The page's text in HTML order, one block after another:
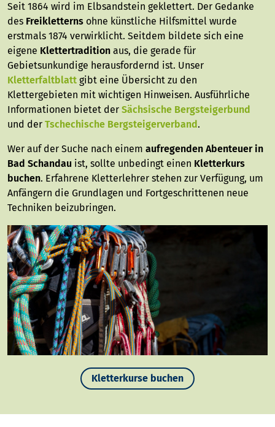
Seit 1864 wird im Elbsandstein geklettert. Der Gedanke
des Freikletterns ohne künstliche Hilfsmittel wurde
erstmals 1874 verwirklicht. Seitdem bildete sich eine
eigene Klettertradition aus, die gerade für
Gebietsunkundige herausfordernd ist. Unser
Kletterfaltblatt gibt eine Übersicht zu den
Klettergebieten mit wichtigen Hinweisen. Ausführliche
Informationen bietet der Sächsische Bergsteigerbund
und der Tschechische Bergsteigerverband.
Wer auf der Suche nach einem aufregenden Abenteuer in
Bad Schandau ist, sollte unbedingt einen Kletterkurs
buchen. Erfahrene Kletterlehrer stehen zur Verfügung, um
Anfängern die Grundlagen und Fortgeschrittenen neue
Techniken beizubringen.
Kletterkurse buchen